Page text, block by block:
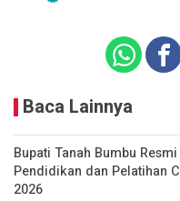
Baca Lainnya
Bupati Tanah Bumbu
Pendidikan dan Pelatihan
2026